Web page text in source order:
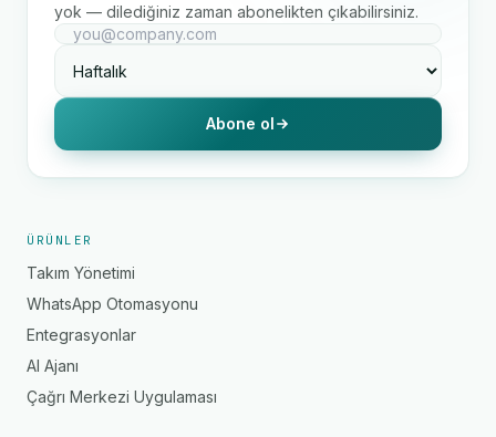
yok — dilediğiniz zaman abonelikten çıkabilirsiniz.
Abone ol
ÜRÜNLER
Takım Yönetimi
WhatsApp Otomasyonu
Entegrasyonlar
AI Ajanı
Çağrı Merkezi Uygulaması